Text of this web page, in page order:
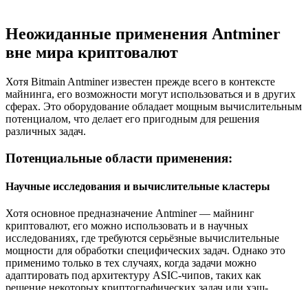
Неожиданные применения Antminer
вне мира криптовалют
Хотя Bitmain Antminer известен прежде всего в контексте
майнинга, его возможности могут использоваться и в других
сферах. Это оборудование обладает мощным вычислительным
потенциалом, что делает его пригодным для решения
различных задач.
Потенциальные области применения:
Научные исследования и вычислительные кластеры
Хотя основное предназначение Antminer — майнинг
криптовалют, его можно использовать и в научных
исследованиях, где требуются серьёзные вычислительные
мощности для обработки специфических задач. Однако это
применимо только в тех случаях, когда задачи можно
адаптировать под архитектуру ASIC-чипов, таких как
решение некоторых криптографических задач или хэш-